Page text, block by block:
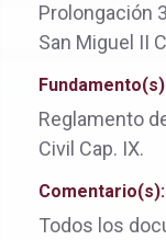
Prolongación
San Miguel II
Reglamento
Civil Cap. IX.
Comentario(s):
Todos los